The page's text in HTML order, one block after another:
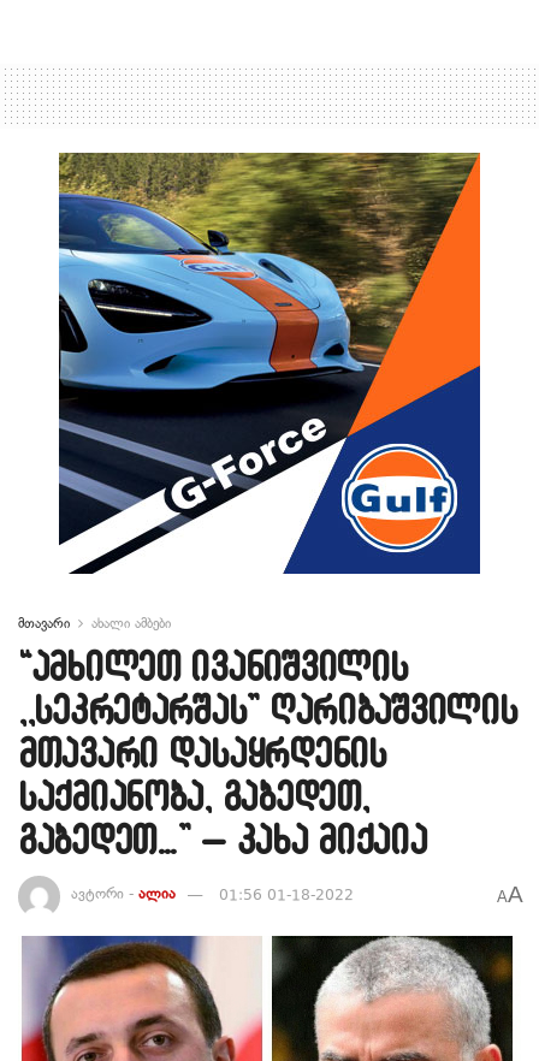
მთავარი ახალი ამბები
“ამხილეთ ივანიშვილის
,,სეკრეტარშას” ღარიბაშვილის
მთავარი დასაყრდენის
საქმიანობა, გაბედეთ,
გაბედეთ…” – კახა მიქაია
ავტორი - ალია 01:56 01-18-2022 AA